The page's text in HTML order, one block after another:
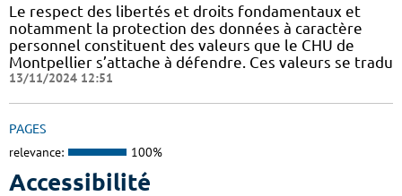
Le respect des libertés et droits fondamentaux et
notamment la protection des données à caractère
personnel constituent des valeurs que le CHU de
Montpellier s’attache à défendre. Ces valeurs se tradu
13/11/2024 12:51
PAGES
relevance: 100%
Accessibilité